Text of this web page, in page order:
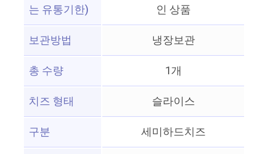
는 유통기한)
인 상품
보관방법
냉장보관
총 수량
1개
치즈 형태
슬라이스
구분
세미하드치즈